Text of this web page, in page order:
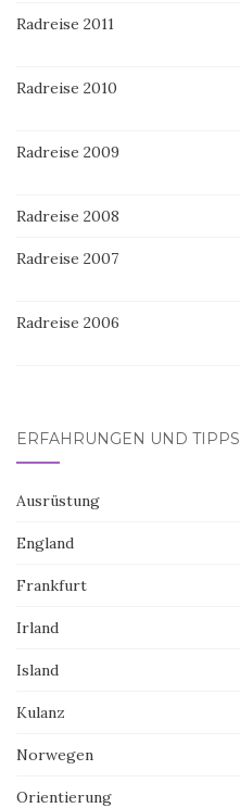
Radreise 2011
Radreise 2010
Radreise 2009
Radreise 2008
Radreise 2007
Radreise 2006
ERFAHRUNGEN UND TIPPS
Ausrüstung
England
Frankfurt
Irland
Island
Kulanz
Norwegen
Orientierung